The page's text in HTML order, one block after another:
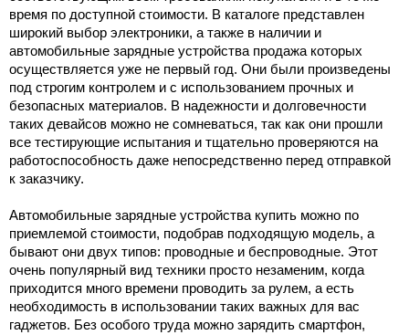
время по доступной стоимости. В каталоге представлен
автомобильные зарядные устройства продажа которых
осуществляется уже не первый год. Они были произведены
под строгим контролем и с использованием прочных и
безопасных материалов. В надежности и долговечности
таких девайсов можно не сомневаться, так как они прошли
все тестирующие испытания и тщательно проверяются на
работоспособность даже непосредственно перед отправкой
к заказчику.
Автомобильные зарядные устройства купить можно по
приемлемой стоимости, подобрав подходящую модель, а
бывают они двух типов: проводные и беспроводные. Этот
очень популярный вид техники просто незаменим, когда
приходится много времени проводить за рулем, а есть
необходимость в использовании таких важных для вас
гаджетов. Без особого труда можно зарядить смартфон,